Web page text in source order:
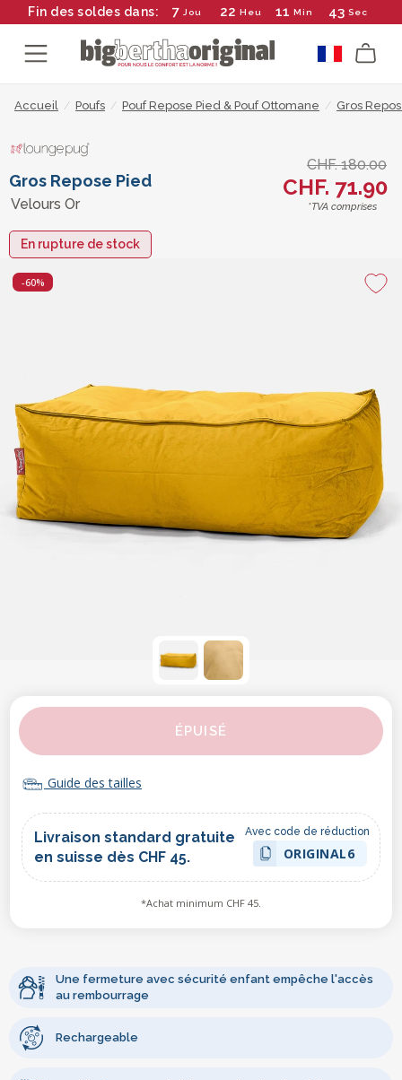
Fin des soldes dans: 7 Jou 22 Heu 11 Min 43 Sec
Accueil / Poufs / Pouf Repose Pied & Pouf Ottomane / Gros
Gros Repose Pied
Velours Or
CHF. 180.00
CHF. 71.90
*TVA comprises
En rupture de stock
-60%
ÉPUISÉ
Guide des tailles
Livraison standard gratuite
en suisse dès CHF 45.
Avec code de réduction
ORIGINAL6
*Achat minimum CHF 45.
Une fermeture avec sécurité enfant empêche l'accès
au rembourrage
Rechargeable